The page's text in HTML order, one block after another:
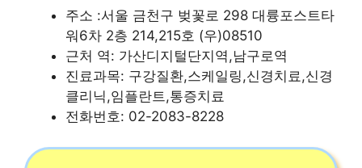
주소 :서울 금천구 벚꽃로 298 대륭포스트타
워6차 2층 214,215호 (우)08510
근처 역: 가산디지털단지역,남구로역
진료과목: 구강질환,스케일링,신경치료,신경
클리닉,임플란트,통증치료
전화번호: 02-2083-8228